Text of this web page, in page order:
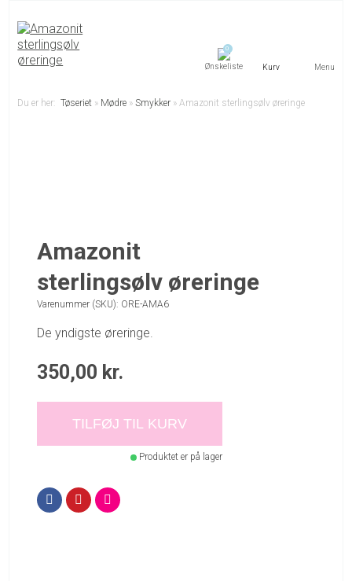
0
Menu
Du er her:Tøseriet » Mødre »Smykker »Amazonit sterlingsølv øreringe
Amazonit
sterlingsølv øreringe
Varenummer (SKU): ORE-AMA6
De yndigste øreringe.
350,00 kr.
Produktet er på lager
TILFØJ TIL KURV